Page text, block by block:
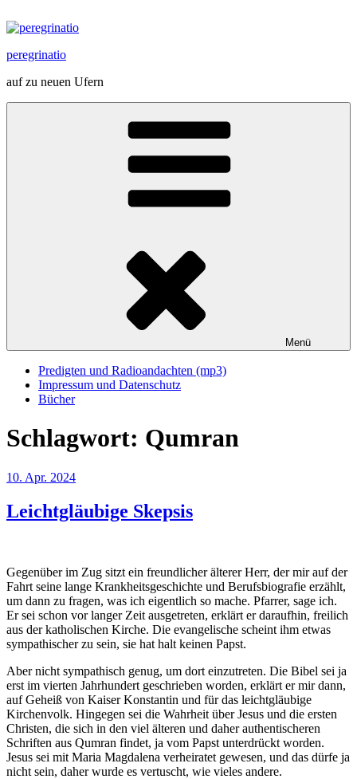
Inhalt
peregrinatio
auf zu neuen Ufern
Menü
Predigten und Radioandachten (mp3)
Impressum und Datenschutz
Bücher
Schlagwort: Qumran
Veröffentlicht
10. Apr. 2024
Leichtgläubige Skepsis
Gegenüber im Zug sitzt ein freundlicher älterer Herr, der mir auf der
Fahrt seine lange Krankheitsgeschichte und Berufsbiografie erzählt,
um dann zu fragen, was ich eigentlich so mache. Pfarrer, sage ich.
Er sei schon vor langer Zeit ausgetreten, erklärt er daraufhin, freilich
aus der katholischen Kirche. Die evangelische scheint ihm etwas
sympathischer zu sein, sie hat halt keinen Papst.
Aber nicht sympathisch genug, um dort einzutreten. Die Bibel sei ja
erst im vierten Jahrhundert geschrieben worden, erklärt er mir dann,
auf Geheiß von Kaiser Konstantin und für das leichtgläubige
Kirchenvolk. Hingegen sei die Wahrheit über Jesus und die ersten
Christen, die sich in den viel älteren und daher authentischeren
Schriften aus Qumran findet, ja vom Papst unterdrückt worden.
Jesus sei mit Maria Magdalena verheiratet gewesen, und das dürfe ja
nicht sein, daher wurde es vertuscht, wie vieles andere.